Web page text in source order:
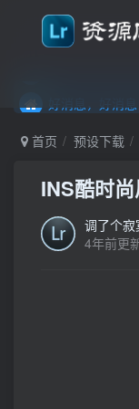
好消息，好消
首页 预设下载
INS酷时
调了个寂
4年前更